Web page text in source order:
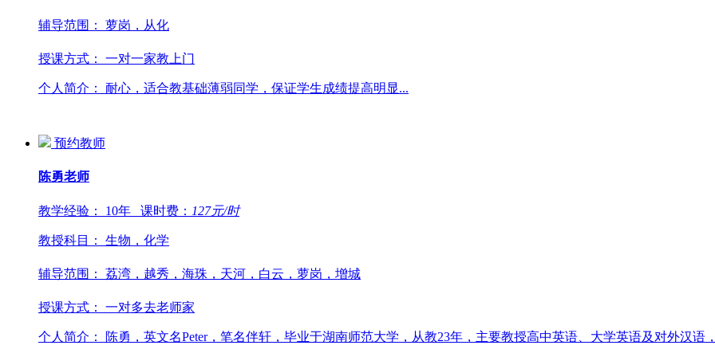
辅导范围： 萝岗，从化
授课方式： 一对一家教上门
个人简介： 耐心，适合教基础薄弱同学，保证学生成绩提高明显...
预约教师
陈勇老师
教学经验： 10年 课时费： 127元/时
教授科目： 生物，化学
辅导范围： 荔湾，越秀，海珠，天河，白云，萝岗，增城
授课方式： 一对多去老师家
个人简介： 陈勇，英文名Peter，笔名伴轩，毕业于湖南师范大学，从教23年，主要教授高中英语、大学英语及对外汉语